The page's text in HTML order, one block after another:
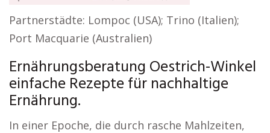
Partnerstädte: Lompoc (USA); Trino (Italien);
Port Macquarie (Australien)
Ernährungsberatung Oestrich-Winkel
einfache Rezepte für nachhaltige
Ernährung.
In einer Epoche, die durch rasche Mahlzeiten,